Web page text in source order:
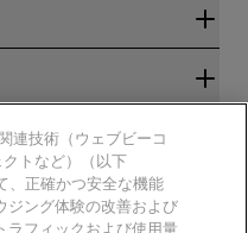
連技術（ウェブビーコ
トなど）（以下
、正確かつ安全な機能
ジング体験の改善および
ラフィックおよび使用量